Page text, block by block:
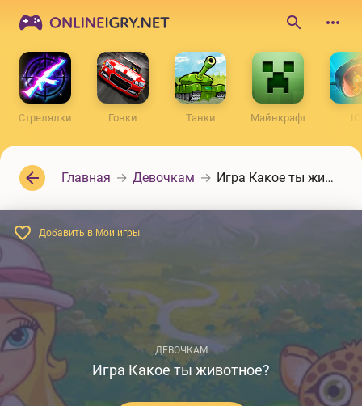
по
сайту
Стрелялки Гонки Танки Майнкрафт IO
Главная Девочкам Игра Какое ты животное?
ДЕВОЧКАМ
Игра Какое ты животное?
Добавить в Мои игры